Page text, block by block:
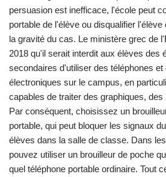
persuasion est inefficace, l'école peut
portable de l'élève ou disqualifier
la gravité du cas. Le ministère grec de
2018 qu'il serait interdit aux élèves des
secondaires d'utiliser des téléphones et
électroniques sur le campus, en
capables de traiter des graphiques,
Par conséquent, choisissez un
portable, qui peut bloquer les signaux
élèves dans la salle de classe. Dans
pouvez utiliser un brouilleur de poche
quel téléphone portable ordinaire. Tout